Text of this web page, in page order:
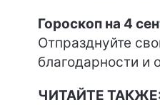
Гороскоп на 4
Отпразднуйте
благодарности и
ЧИТАЙТЕ